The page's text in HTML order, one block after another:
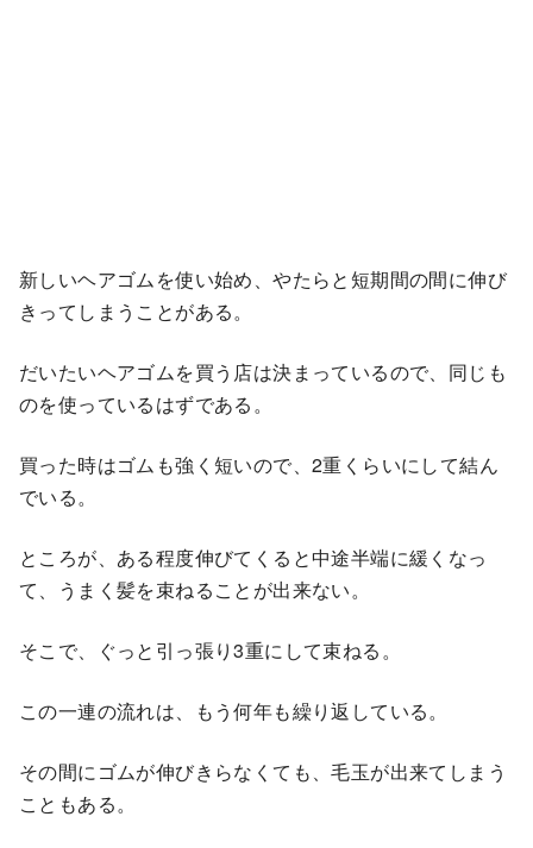
新しいヘアゴムを使い始め、やたらと短期間の間に伸び
きってしまうことがある。
だいたいヘアゴムを買う店は決まっているので、同じも
のを使っているはずである。
買った時はゴムも強く短いので、2重くらいにして結ん
でいる。
ところが、ある程度伸びてくると中途半端に緩くなっ
て、うまく髪を束ねることが出来ない。
そこで、ぐっと引っ張り3重にして束ねる。
この一連の流れは、もう何年も繰り返している。
その間にゴムが伸びきらなくても、毛玉が出来てしまう
こともある。